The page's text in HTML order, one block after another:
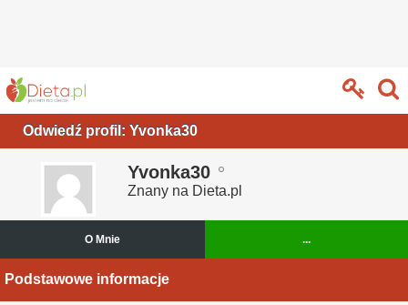
Odwiedź profil: Yvonka30
Yvonka30
Znany na Dieta.pl
O Mnie ...
Podstawowe informacje